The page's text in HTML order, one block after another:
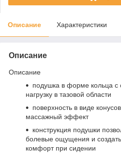
Описание Характеристики
Описание
Описание
подушка в форме кольца с
нагрузку в тазовой области
поверхность в виде
массажный эффект
конструкция подушки
болевые ощущения и
комфорт при сидении